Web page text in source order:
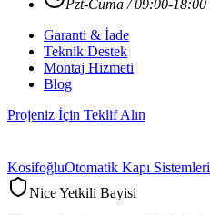
Pzt-Cuma / 09:00-18:00
Garanti & İade
Teknik Destek
Montaj Hizmeti
Blog
Projeniz İçin Teklif Alın
KosifoğluOtomatik Kapı Sistemleri
Nice Yetkili Bayisi